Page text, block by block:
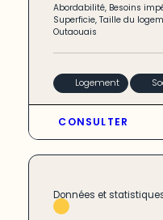
Abordabilité, Besoins
Superficie,Taille du
Outaouais
Logement
CONSULTER
Données et